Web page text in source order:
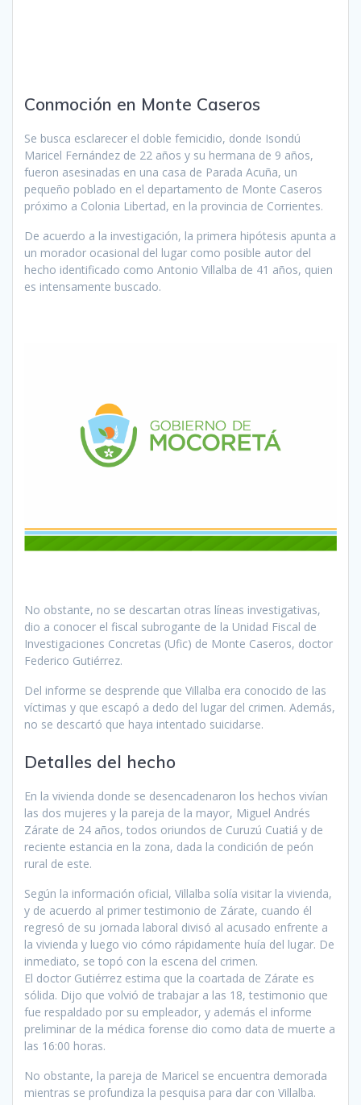
Conmoción en Monte Caseros
Se busca esclarecer el doble femicidio, donde Isondú
Maricel Fernández de 22 años y su hermana de 9 años,
fueron asesinadas en una casa de Parada Acuña, un
pequeño poblado en el departamento de Monte Caseros
próximo a Colonia Libertad, en la provincia de Corrientes.
De acuerdo a la investigación, la primera hipótesis apunta a
un morador ocasional del lugar como posible autor del
hecho identificado como Antonio Villalba de 41 años, quien
es intensamente buscado.
No obstante, no se descartan otras líneas investigativas,
dio a conocer el fiscal subrogante de la Unidad Fiscal de
Investigaciones Concretas (Ufic) de Monte Caseros, doctor
Federico Gutiérrez.
Del informe se desprende que Villalba era conocido de las
víctimas y que escapó a dedo del lugar del crimen. Además,
no se descartó que haya intentado suicidarse.
Detalles del hecho
En la vivienda donde se desencadenaron los hechos vivían
las dos mujeres y la pareja de la mayor, Miguel Andrés
Zárate de 24 años, todos oriundos de Curuzú Cuatiá y de
reciente estancia en la zona, dada la condición de peón
rural de este.
Según la información oficial, Villalba solía visitar la vivienda,
y de acuerdo al primer testimonio de Zárate, cuando él
regresó de su jornada laboral divisó al acusado enfrente a
la vivienda y luego vio cómo rápidamente huía del lugar. De
inmediato, se topó con la escena del crimen.
El doctor Gutiérrez estima que la coartada de Zárate es
sólida. Dijo que volvió de trabajar a las 18, testimonio que
fue respaldado por su empleador, y además el informe
preliminar de la médica forense dio como data de muerte a
las 16:00 horas.
No obstante, la pareja de Maricel se encuentra demorada
mientras se profundiza la pesquisa para dar con Villalba.